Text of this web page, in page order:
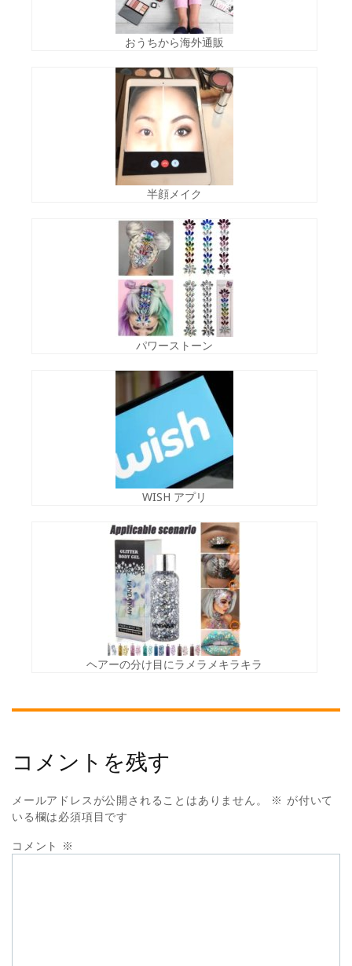
おうちから海外通販
半顔メイク
パワーストーン
WISH アプリ
ヘアーの分け目にラメラメキラキラ
コメントを残す
メールアドレスが公開されることはありません。 ※ が付いて
いる欄は必須項目です
コメント ※